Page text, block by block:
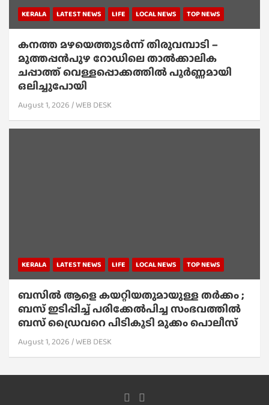
KERALA LATEST NEWS LIFE LOCAL NEWS TOP NEWS
കനത്ത മഴയെത്തുടർന്ന് തിരുവമ്പാടി –
മുത്തപ്പൻപുഴ റോഡിലെ താൽക്കാലിക
ചപ്പാത്ത് വെള്ളപ്പൊക്കത്തിൽ പൂർണ്ണമായി
ഒലിച്ചുപോയി
August 1, 2026 WEB DESK
KERALA LATEST NEWS LIFE LOCAL NEWS TOP NEWS
ബസിൽ ആളെ കയറ്റിയതുമായുള്ള തർക്കം ;
ബസ് ഇടിപ്പിച്ച് പരിക്കേൽപിച്ച സംഭവത്തിൽ
ബസ് ഡ്രൈവറെ പിടികൂടി മുക്കം പൊലീസ്
August 1, 2026 WEB DESK